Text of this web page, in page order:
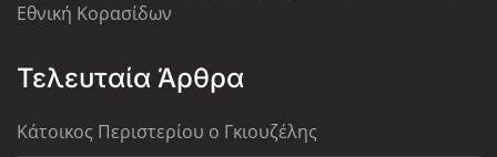
Εθνική Κορασίδων
Τελευταία Άρθρα
Κάτοικος Περιστερίου ο Γκιουζέλης